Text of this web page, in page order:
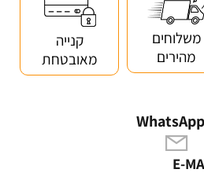
משלוחים
מהירים
קנייה
מאובטחת